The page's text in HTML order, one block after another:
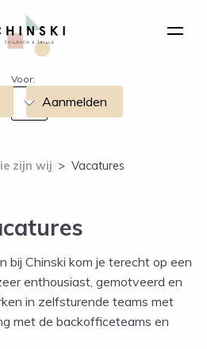
Voor:
Aanmelden
zijn wij > Vacatures
bij Chinski kom je terecht op een
enthousiast, gemotveerd en
in zelfsturende teams met
met de backofficeteams en